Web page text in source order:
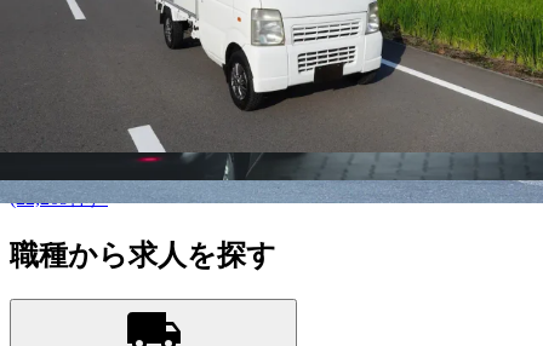
都道府県を変更
の市区町村を選ぶ
こだわり条件を追加する
(22,209件）
職種から求人を探す